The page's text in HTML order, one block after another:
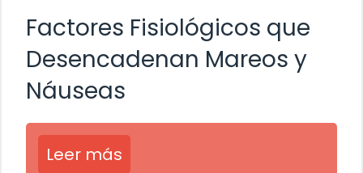
Factores Fisiológicos que
Desencadenan Mareos y
Náuseas
Leer más